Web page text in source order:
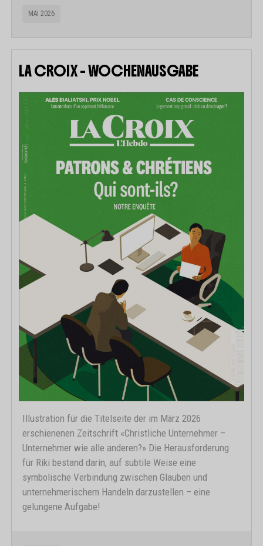
MAI 2026
LA CROIX – WOCHENAUSGABE
Illustration für die Titelseite der im März 2026
erschienenen Zeitschrift «Christliche Unternehmer –
Unternehmer wie alle anderen?» Die Herausforderung
für Riki bestand darin, auf subtile Weise eine
symbolische Verbindung zwischen Glauben und
unternehmerischem Handeln darzustellen – eine
gelungene Aufgabe!